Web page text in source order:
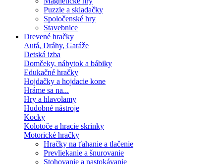
Puzzle a skladačky
Spoločenské hry
Stavebnice
Drevené hračky
Autá, Dráhy, Garáže
Detská izba
Domčeky, nábytok a bábiky
Edukačné hračky
Hojdačky a hojdacie kone
Hráme sa na...
Hry a hlavolamy
Hudobné nástroje
Kocky
Kolotoče a hracie skrinky
Motorické hračky
Hračky na ťahanie a tlačenie
Prevliekanie a šnurovanie
Stohovanie a nastokávanie